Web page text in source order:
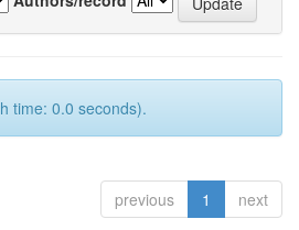
time: 0.0 seconds).
previous 1 next